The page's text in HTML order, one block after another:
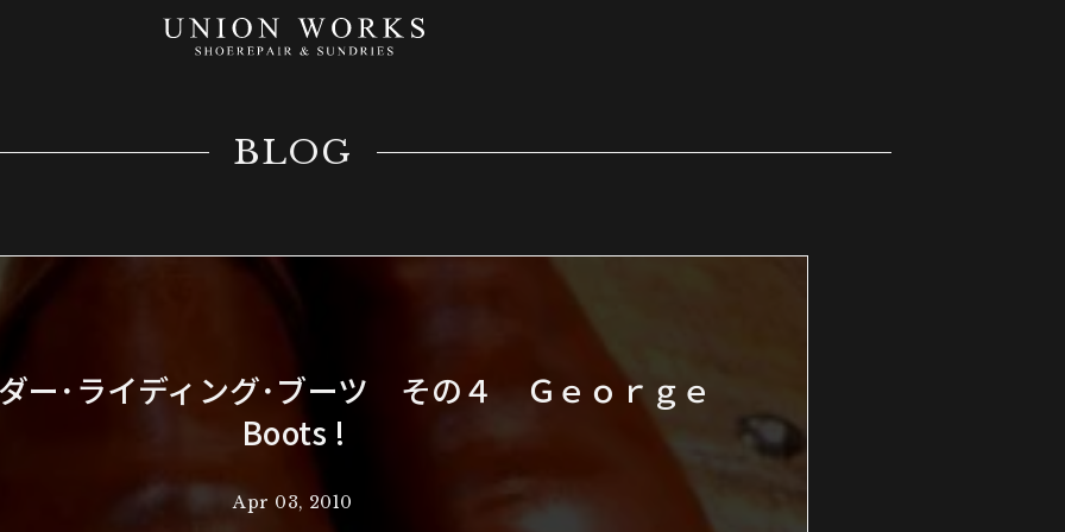
BLOG
ー･ライディング･ブーツ その４ Ｇｅｏｒｇｅ
Boots !
Apr 03, 2010